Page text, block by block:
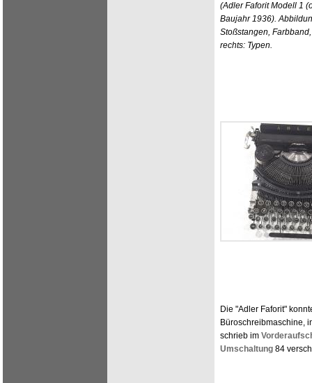
(Adler Faforit Modell 1
Baujahr 1936).
Stoßstangen,
rechts: Typen.
Die "Adler Faforit"
Büroschreibmaschine,
schrieb im
Umschaltung 84